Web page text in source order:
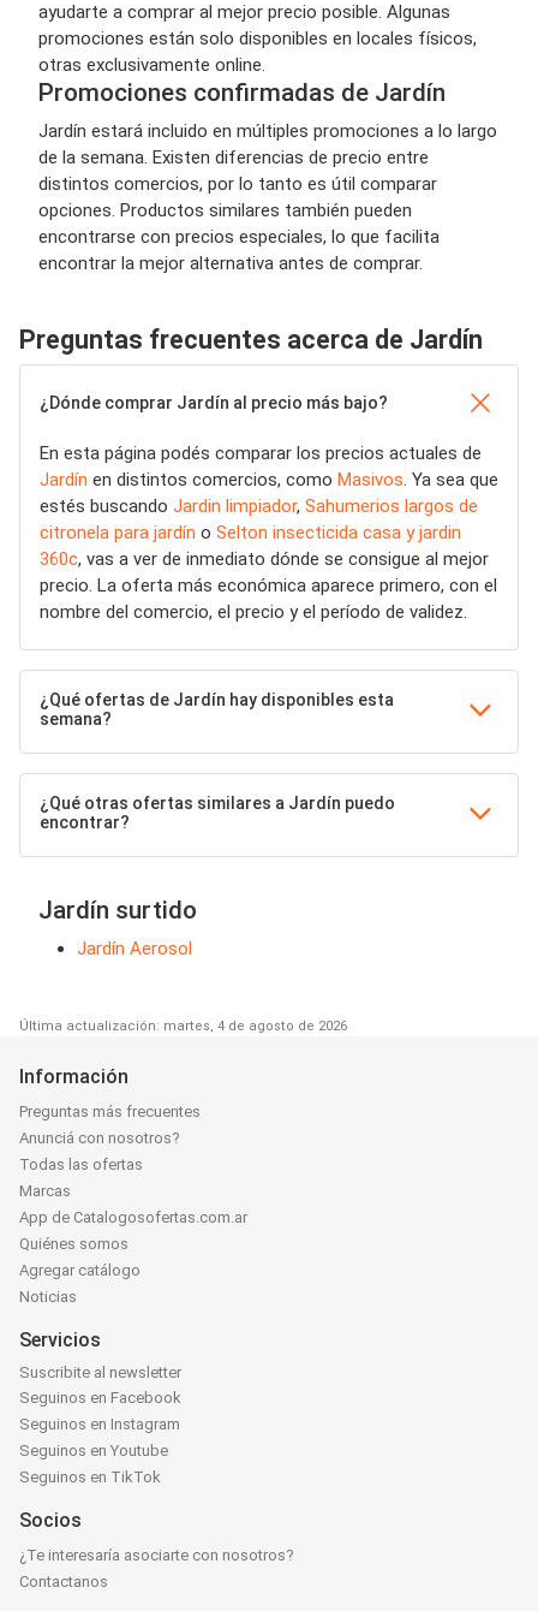
ayudarte a comprar al mejor precio posible. Algunas
promociones están solo disponibles en locales físicos,
otras exclusivamente online.
Promociones confirmadas de Jardín
Jardín estará incluido en múltiples promociones a lo largo
de la semana. Existen diferencias de precio entre
distintos comercios, por lo tanto es útil comparar
opciones. Productos similares también pueden
encontrarse con precios especiales, lo que facilita
encontrar la mejor alternativa antes de comprar.
Preguntas frecuentes acerca de Jardín
¿Dónde comprar Jardín al precio más bajo?
En esta página podés comparar los precios actuales de
Jardín en distintos comercios, como Masivos. Ya sea que
estés buscando Jardin limpiador, Sahumerios largos de
citronela para jardín o Selton insecticida casa y jardin
360c, vas a ver de inmediato dónde se consigue al mejor
precio. La oferta más económica aparece primero, con el
nombre del comercio, el precio y el período de validez.
¿Qué ofertas de Jardín hay disponibles esta
semana?
¿Qué otras ofertas similares a Jardín puedo
encontrar?
Jardín surtido
Jardín Aerosol
Última actualización: martes, 4 de agosto de 2026
Información
Preguntas más frecuentes
Anunciá con nosotros?
Todas las ofertas
Marcas
App de Catalogosofertas.com.ar
Quiénes somos
Agregar catálogo
Noticias
Servicios
Suscribite al newsletter
Seguinos en Facebook
Seguinos en Instagram
Seguinos en Youtube
Seguinos en TikTok
Socios
¿Te interesaría asociarte con nosotros?
Contactanos